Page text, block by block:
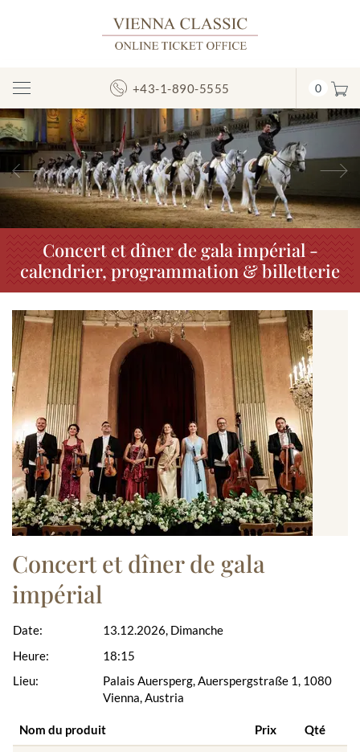
Afficher/masquer
la
navigation
+43-1-890-5555 0
Précédent
Concert et dîner de gala impérial -
calendrier, programmation & billetterie
Concert et dîner de gala
impérial
Date:
Heure:
Lieu:
13.12.2026, Dimanche
18:15
Palais Auersperg, Auerspergstraße 1, 1080
Vienna, Austria
Nom du produit Prix Qté